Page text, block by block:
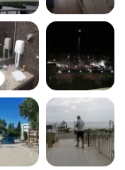
sa fie amabil.dar
minimul de
2 bani pe tine!
3 stele,dar
cel.mai ok! Pacat
este ca
terasa!